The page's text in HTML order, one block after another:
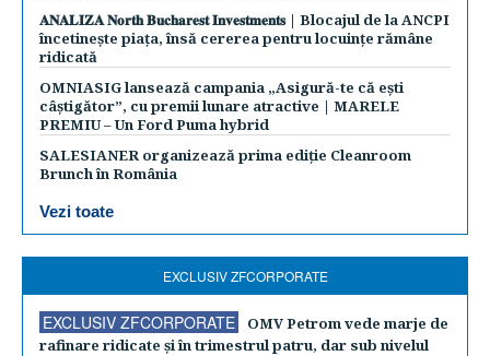
𝐀𝐍𝐀𝐋𝐈𝐙𝐀 𝐍𝐨𝐫𝐭𝐡 𝐁𝐮𝐜𝐡𝐚𝐫𝐞𝐬𝐭 𝐈𝐧𝐯𝐞𝐬𝐭𝐦𝐞𝐧𝐭𝐬 | Blocajul de la ANCPI
încetinește piața, însă cererea pentru locuințe rămâne
ridicată
OMNIASIG lansează campania „Asigură-te că ești
câștigător”, cu premii lunare atractive | MARELE
PREMIU – Un Ford Puma hybrid
SALESIANER organizează prima ediție Cleanroom
Brunch în România
Vezi toate
EXCLUSIV ZFCORPORATE
EXCLUSIV ZFCORPORATE
OMV Petrom vede marje de
rafinare ridicate şi în trimestrul patru, dar sub nivelul